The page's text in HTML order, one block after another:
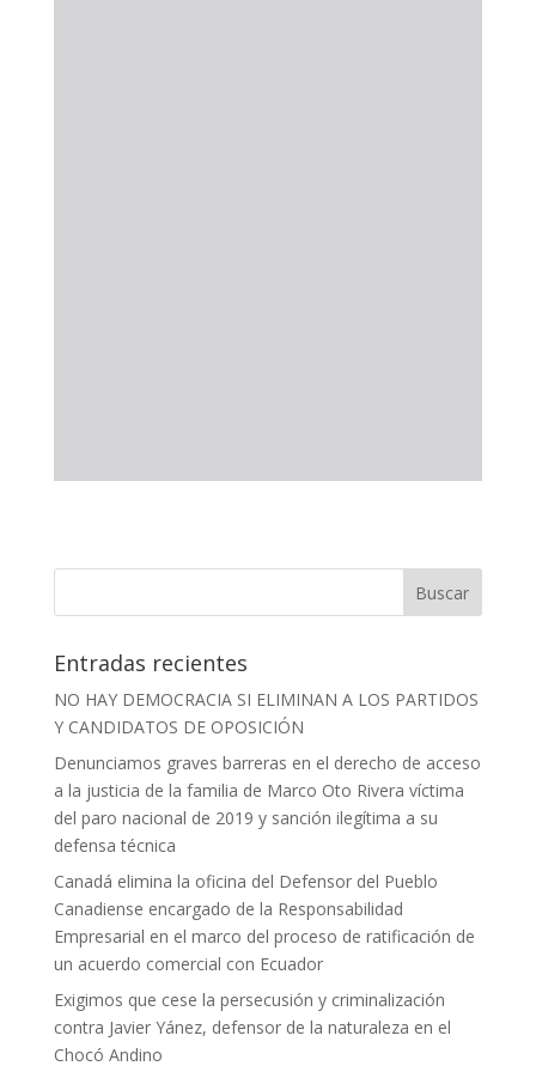
Entradas recientes
NO HAY DEMOCRACIA SI ELIMINAN A LOS PARTIDOS
Y CANDIDATOS DE OPOSICIÓN
Denunciamos graves barreras en el derecho de acceso
a la justicia de la familia de Marco Oto Rivera víctima
del paro nacional de 2019 y sanción ilegítima a su
defensa técnica
Canadá elimina la oficina del Defensor del Pueblo
Canadiense encargado de la Responsabilidad
Empresarial en el marco del proceso de ratificación de
un acuerdo comercial con Ecuador
Exigimos que cese la persecusión y criminalización
contra Javier Yánez, defensor de la naturaleza en el
Chocó Andino